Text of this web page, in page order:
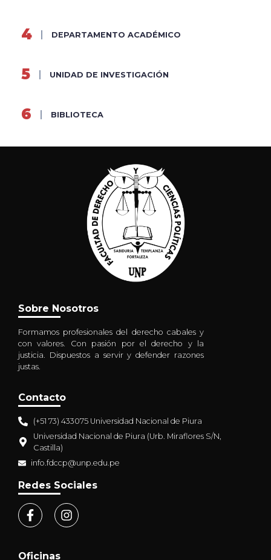
DEPARTAMENTO ACADÉMICO
UNIDAD DE INVESTIGACIÓN
BIBLIOTECA
Sobre Nosotros
Formamos profesionales del derecho cabales y
con valores. Con pasión por el derecho y la
justicia. Dispuestos a servir y defender razones
justas.
Contacto
(+51 73) 433075 Universidad Nacional de Piura
Universidad Nacional de Piura (Urb. Miraflores S/N,
Castilla)
info.fdccp@unp.edu.pe
Redes Sociales
Oficinas